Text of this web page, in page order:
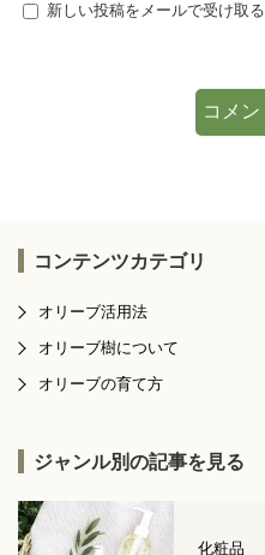
新しい投稿をメールで受け取る
コンテンツカテゴリ
オリーブ活用法
オリーブ樹について
オリーブの育て方
ジャンル別の記事を見る
化粧品